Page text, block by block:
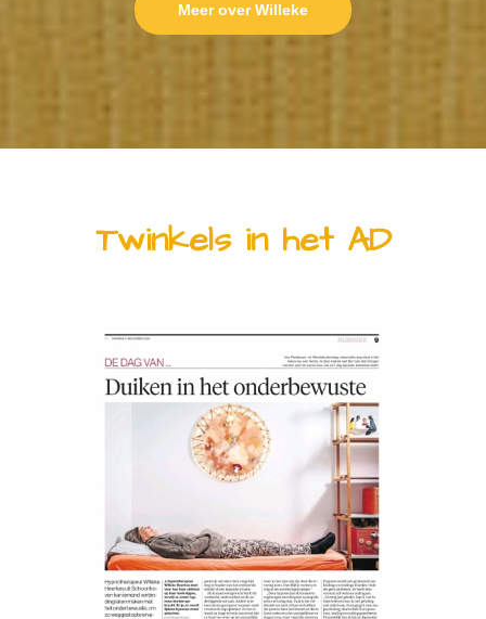
Meer over Willeke
Twinkels in het AD